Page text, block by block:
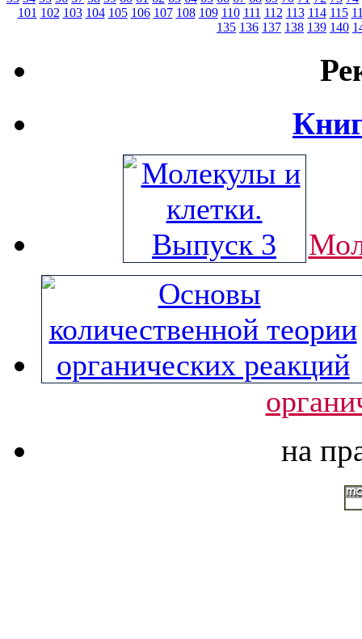
101 102 103 104 105 106 107 108 109 110 111 112 113 114 115
135 136 137 138 139 140
на